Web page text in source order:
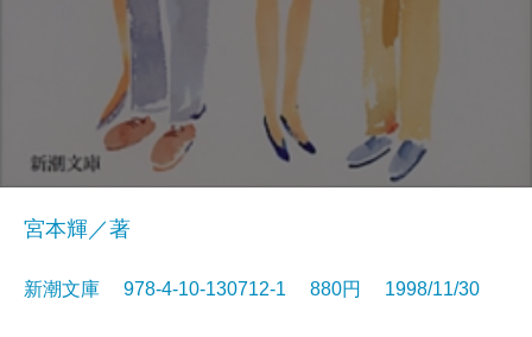
宮本輝／著
新潮文庫 978-4-10-130712-1 880円 1998/11/30